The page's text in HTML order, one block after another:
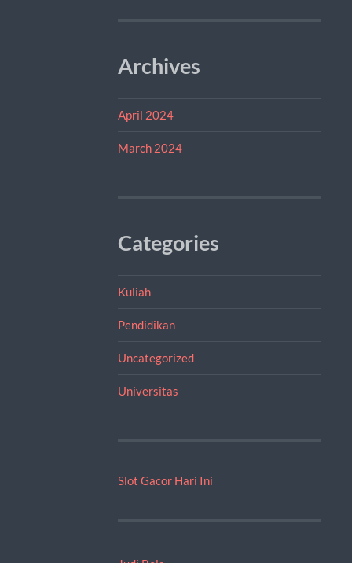
Archives
April 2024
March 2024
Categories
Kuliah
Pendidikan
Uncategorized
Universitas
Slot Gacor Hari Ini